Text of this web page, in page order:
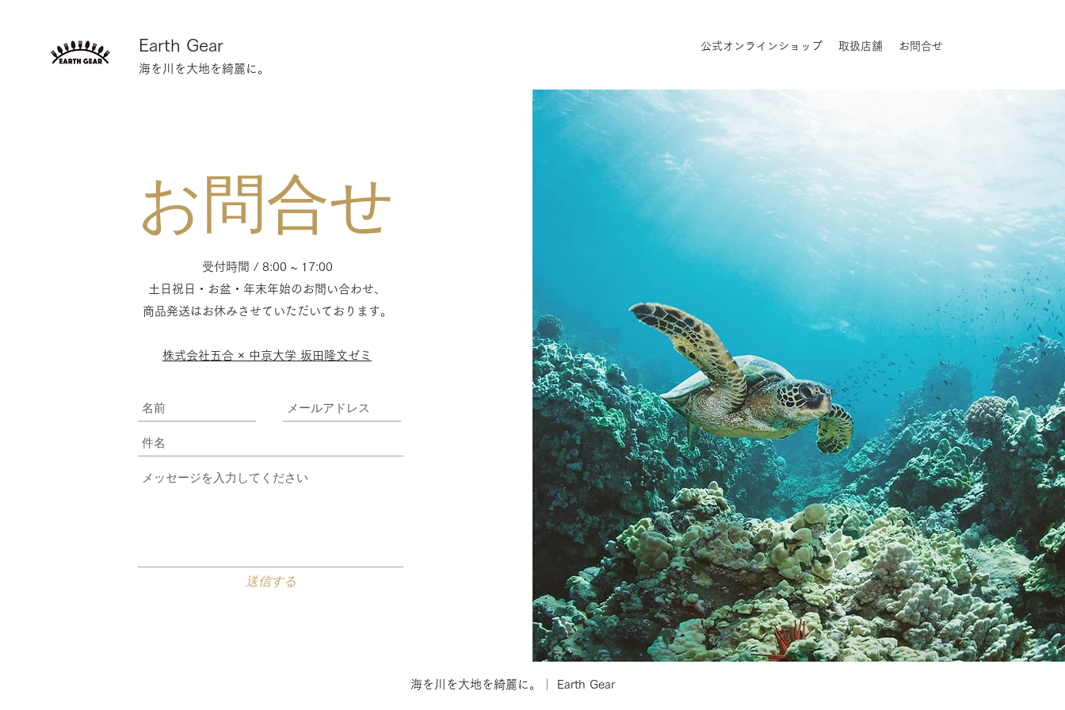
Earth Gear
海を川を大地を綺麗に。
公式オンラインショップ 取扱店舗 お問合せ
​お問合せ
受付時間 / 8:00 ~ 17:00
土日祝日・お盆・年末年始のお問い合わせ、
商品発送はお休みさせていただいております。
株式会社五合 × 中京大学 坂田隆文ゼミ
送信する
海を川を大地を綺麗に。│ Earth Gear